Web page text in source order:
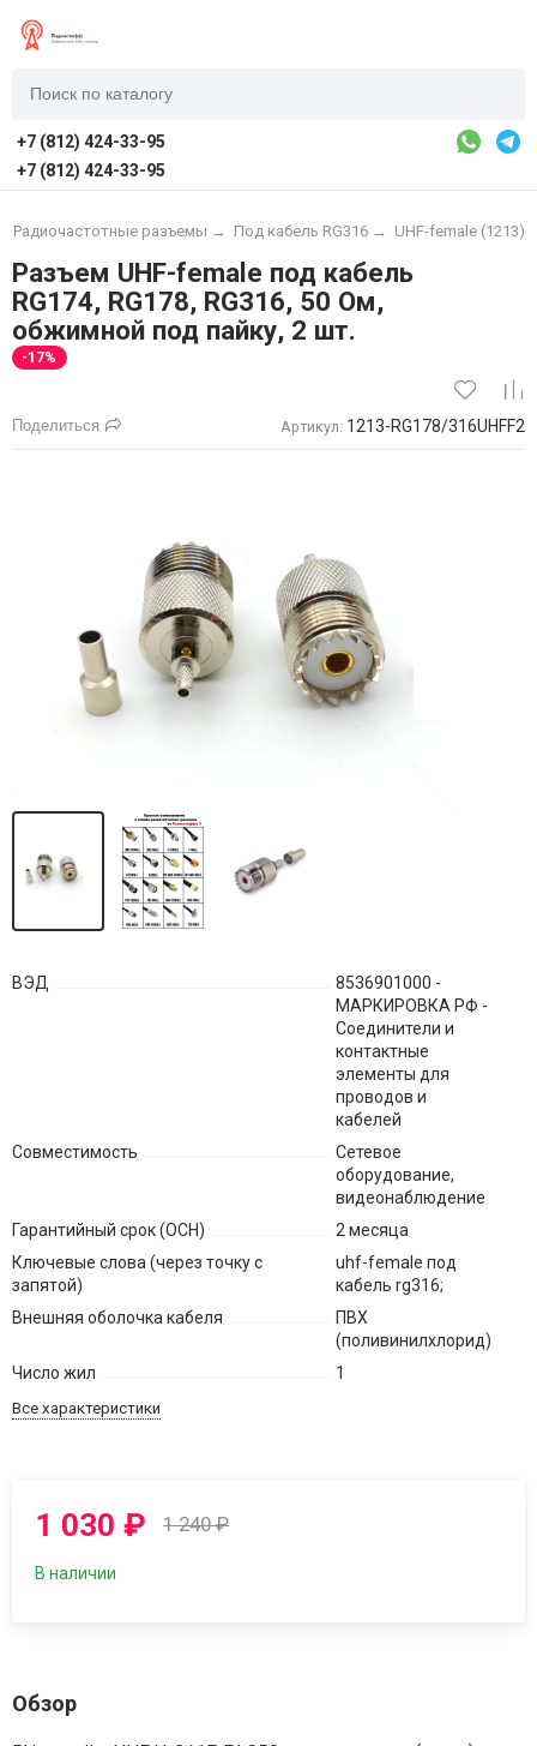
+7 (812) 424-33-95
+7 (812) 424-33-95
Радиочастотные разъемы → Под кабель RG316 → UHF-female (1213)
Разъем UHF-female под кабель
RG174, RG178, RG316, 50 Ом,
обжимной под пайку, 2 шт.
-17%
Поделиться Артикул: 1213-RG178/316UHFF2
ВЭД
8536901000 -
МАРКИРОВКА РФ -
Соединители и
контактные
элементы для
проводов и
кабелей
Совместимость
Сетевое
оборудование,
видеонаблюдение
Гарантийный срок (ОСН)
2 месяца
Ключевые слова (через точку с
запятой)
uhf-female под
кабель rg316;
Внешняя оболочка кабеля
ПВХ
(поливинилхлорид)
Число жил
1
Все характеристики
1 030₽ 1 240₽
В наличии
Обзор